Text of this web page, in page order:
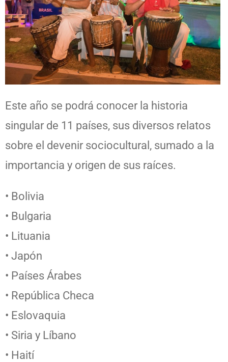
Este año se podrá conocer la historia
singular de 11 países, sus diversos relatos
sobre el devenir sociocultural, sumado a la
importancia y origen de sus raíces.
• Bolivia
• Bulgaria
• Lituania
• Japón
• Países Árabes
• República Checa
• Eslovaquia
• Siria y Líbano
• Haití